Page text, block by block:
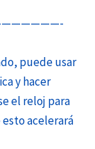
———————-
puede usar
y hacer
el reloj para
acelerará